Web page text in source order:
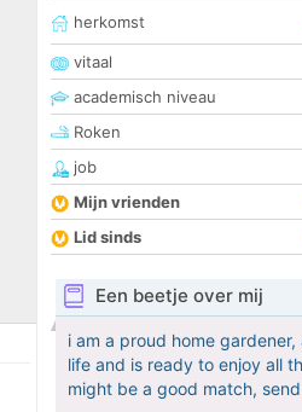
herkomst
vitaal
academisch niveau
Roken
job
Mijn vrienden
Lid sinds
Een beetje over mij
i am a proud home
life and is ready to enjoy all
might be a good match,